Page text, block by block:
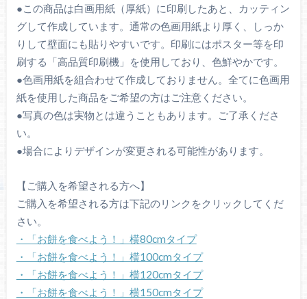
●この商品は白画用紙（厚紙）に印刷したあと、カッティン
グして作成しています。通常の色画用紙より厚く、しっか
りして壁面にも貼りやすいです。印刷にはポスター等を印
刷する「高品質印刷機」を使用しており、色鮮やかです。
●色画用紙を組合わせて作成しておりません。全てに色画用
紙を使用した商品をご希望の方はご注意ください。
●写真の色は実物とは違うこともあります。ご了承くださ
い。
●場合によりデザインが変更される可能性があります。
【ご購入を希望される方へ】
ご購入を希望される方は下記のリンクをクリックしてくだ
さい。
・「お餅を食べよう！」横80cmタイプ
・「お餅を食べよう！」横100cmタイプ
・「お餅を食べよう！」横120cmタイプ
・「お餅を食べよう！」横150cmタイプ